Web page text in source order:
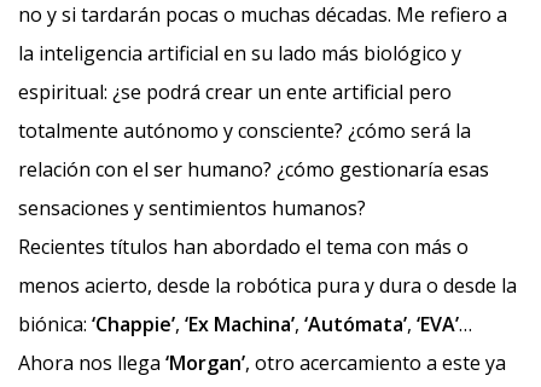
no y si tardarán pocas o muchas décadas. Me refiero a
la inteligencia artificial en su lado más biológico y
espiritual: ¿se podrá crear un ente artificial pero
totalmente autónomo y consciente? ¿cómo será la
relación con el ser humano? ¿cómo gestionaría esas
sensaciones y sentimientos humanos?
Recientes títulos han abordado el tema con más o
menos acierto, desde la robótica pura y dura o desde la
biónica: ‘Chappie’, ‘Ex Machina’, ‘Autómata’, ‘EVA’…
Ahora nos llega ‘Morgan’, otro acercamiento a este ya